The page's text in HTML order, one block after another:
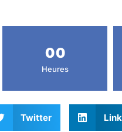
00
Heures
Twitter